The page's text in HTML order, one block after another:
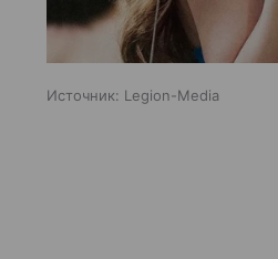
Источник: Legion-Media